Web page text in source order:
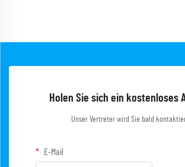
Holen Sie sich ein kostenloses
Unser Vertreter wird Sie bald
E-Mail